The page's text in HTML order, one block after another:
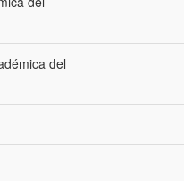
del